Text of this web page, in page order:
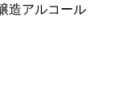
造アルコール